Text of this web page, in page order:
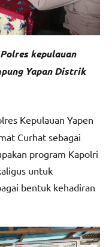
kepulauan
Yapan Distrik
Kepulauan Yapen
Curhat sebagai
program Kapolri
untuk
bentuk kehadiran